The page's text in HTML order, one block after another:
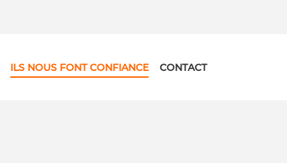
ILS NOUS FONT CONFIANCE CONTACT